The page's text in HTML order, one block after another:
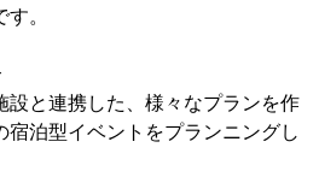
。
設と連携した、様々なプランを作
宿泊型イベントをプランニングし